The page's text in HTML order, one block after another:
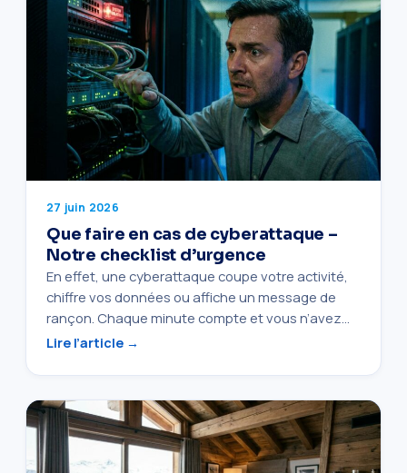
27 juin 2026
Que faire en cas de cyberattaque –
Notre checklist d’urgence
En effet, une cyberattaque coupe votre activité,
chiffre vos données ou affiche un message de
rançon. Chaque minute compte et vous n’avez…
Lire l’article →